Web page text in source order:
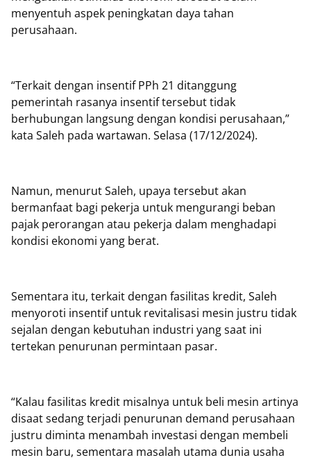
menyentuh aspek peningkatan daya tahan
perusahaan.
“Terkait dengan insentif PPh 21 ditanggung
pemerintah rasanya insentif tersebut tidak
berhubungan langsung dengan kondisi perusahaan,”
kata Saleh pada wartawan. Selasa (17/12/2024).
Namun, menurut Saleh, upaya tersebut akan
bermanfaat bagi pekerja untuk mengurangi beban
pajak perorangan atau pekerja dalam menghadapi
kondisi ekonomi yang berat.
Sementara itu, terkait dengan fasilitas kredit, Saleh
menyoroti insentif untuk revitalisasi mesin justru tidak
sejalan dengan kebutuhan industri yang saat ini
tertekan penurunan permintaan pasar.
“Kalau fasilitas kredit misalnya untuk beli mesin artinya
disaat sedang terjadi penurunan demand perusahaan
justru diminta menambah investasi dengan membeli
mesin baru, sementara masalah utama dunia usaha